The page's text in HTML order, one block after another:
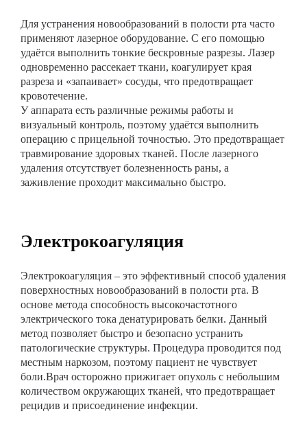
Для устранения новообразований в полости рта часто
применяют лазерное оборудование. С его помощью
удаётся выполнить тонкие бескровные разрезы. Лазер
одновременно рассекает ткани, коагулирует края
разреза и «запаивает» сосуды, что предотвращает
кровотечение.
У аппарата есть различные режимы работы и
визуальный контроль, поэтому удаётся выполнить
операцию с прицельной точностью. Это предотвращает
травмирование здоровых тканей. После лазерного
удаления отсутствует болезненность раны, а
заживление проходит максимально быстро.
Электрокоагуляция
Электрокоагуляция – это эффективный способ удаления
поверхностных новообразований в полости рта. В
основе метода способность высокочастотного
электрического тока денатурировать белки. Данный
метод позволяет быстро и безопасно устранить
патологические структуры. Процедура проводится под
местным наркозом, поэтому пациент не чувствует
боли.Врач осторожно прижигает опухоль с небольшим
количеством окружающих тканей, что предотвращает
рецидив и присоединение инфекции.